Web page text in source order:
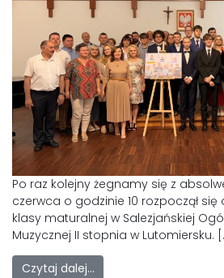
Po raz kolejny żegnamy się z
czerwca o godzinie 10 rozpoczął
klasy maturalnej w Salezjańskiej
Muzycznej II stopnia w Lutomiersku.
Czytaj dalej…